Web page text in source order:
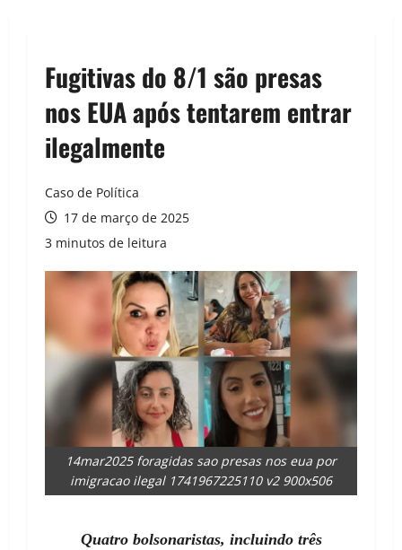
Fugitivas do 8/1 são presas
nos EUA após tentarem entrar
ilegalmente
Caso de Política
17 de março de 2025
3 minutos de leitura
14mar2025 foragidas sao presas nos eua por
imigracao ilegal 1741967225110 v2 900x506
Quatro bolsonaristas, incluindo três